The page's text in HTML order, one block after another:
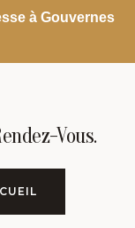
à Gouvernes
Vous.